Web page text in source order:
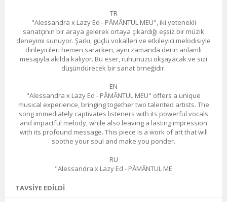
TR
"Alessandra x Lazy Ed - PĂMÂNTUL MEU", iki yetenekli
sanatçının bir araya gelerek ortaya çıkardığı eşsiz bir müzik
deneyimi sunuyor. Şarkı, güçlü vokalleri ve etkileyici melodisiyle
dinleyicileri hemen sararken, aynı zamanda derin anlamlı
mesajıyla akılda kalıyor. Bu eser, ruhunuzu okşayacak ve sizi
düşündürecek bir sanat örneğidir.
EN
"Alessandra x Lazy Ed - PĂMÂNTUL MEU" offers a unique
musical experience, bringing together two talented artists. The
song immediately captivates listeners with its powerful vocals
and impactful melody, while also leaving a lasting impression
with its profound message. This piece is a work of art that will
soothe your soul and make you ponder.
RU
"Alessandra x Lazy Ed - PĂMÂNTUL ME
TAVSIYE EDILDI